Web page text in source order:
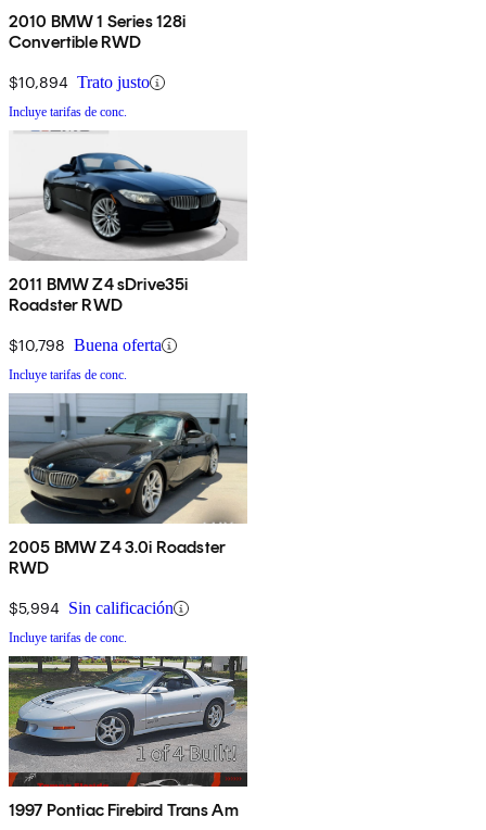
2010 BMW 1 Series 128i
Convertible RWD
$10,894 Trato justo
Incluye tarifas de conc.
2011 BMW Z4 sDrive35i
Roadster RWD
$10,798 Buena oferta
Incluye tarifas de conc.
2005 BMW Z4 3.0i Roadster
RWD
$5,994 Sin calificación
Incluye tarifas de conc.
1997 Pontiac Firebird Trans Am